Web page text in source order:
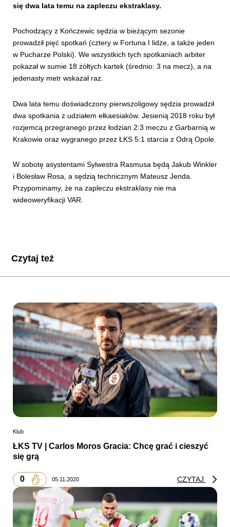
się dwa lata temu na zapleczu ekstraklasy.
Pochodzący z Kończewic sędzia w bieżącym sezonie
prowadził pięć spotkań (cztery w Fortuna I lidze, a także jeden
w Pucharze Polski). We wszystkich tych spotkaniach arbiter
pokazał w sumie 18 żółtych kartek (średnio: 3 na mecz), a na
jedenasty metr wskazał raz.
Dwa lata temu doświadczony pierwszoligowy sędzia prowadził
dwa spotkania z udziałem ełkaesiaków. Jesienią 2018 roku był
rozjemcą przegranego przez łodzian 2:3 meczu z Garbarnią w
Krakowie oraz wygranego przez ŁKS 5:1 starcia z Odrą Opole.
W sobotę asystentami Sylwestra Rasmusa będą Jakub Winkler
i Bolesław Rosa, a sędzią technicznym Mateusz Jenda.
Przypominamy, że na zapleczu ekstraklasy nie ma
wideoweryfikacji VAR.
Czytaj też
Klub
ŁKS TV | Carlos Moros Gracia: Chcę grać i cieszyć
się grą
0 05.11.2020 CZYTAJ